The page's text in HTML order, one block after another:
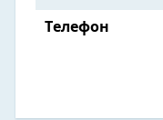
Телефон